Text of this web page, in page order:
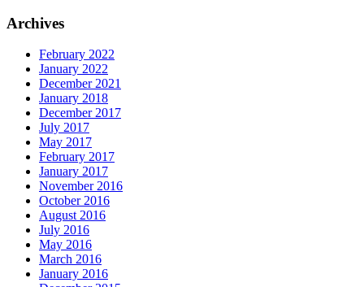
Archives
February 2022
January 2022
December 2021
January 2018
December 2017
July 2017
May 2017
February 2017
January 2017
November 2016
October 2016
August 2016
July 2016
May 2016
March 2016
January 2016